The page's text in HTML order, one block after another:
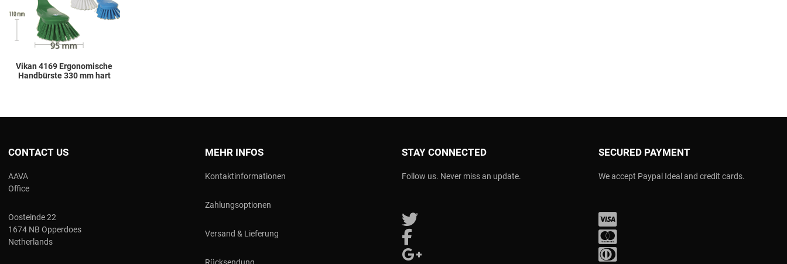
Vikan 4169 Ergonomische
Handbürste 330 mm hart
CONTACT US
AAVA
Office
Oosteinde 22
1674 NB Opperdoes
Netherlands
MEHR INFOS
Kontaktinformationen
Zahlungsoptionen
Versand & Lieferung
STAY CONNECTED
Follow us. Never miss an update.
Follow us on Twitter
SECURED PAYMENT
We accept Paypal Ideal and credit cards.